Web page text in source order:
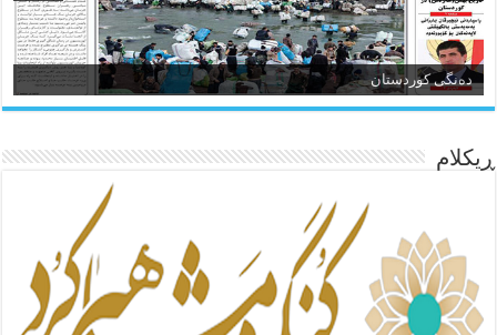
ده‌نگی کوردستان
ئاژانسی هەواڵی مێهر
ڕیکلام